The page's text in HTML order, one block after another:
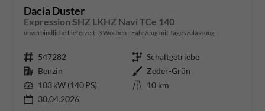
Dacia Duster
Expression SHZ LKHZ Navi TCe 140
unverbindliche Lieferzeit: 3 Wochen Fahrzeug mit Tageszulassung
Fahrzeugnr. 547282 Getriebe Schaltgetriebe
Kraftstoff Benzin Außenfarbe Zeder-Grün
Leistung 103 kW (140 PS) Kilometerstand 10 km
30.04.2026